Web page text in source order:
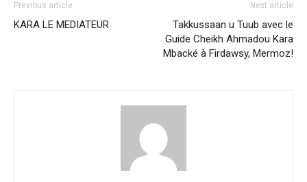
Previous article
KARA LE MEDIATEUR
Next article
Takkussaan u Tuub avec le
Guide Cheikh Ahmadou Kara
Mbacké à Firdawsy, Mermoz!